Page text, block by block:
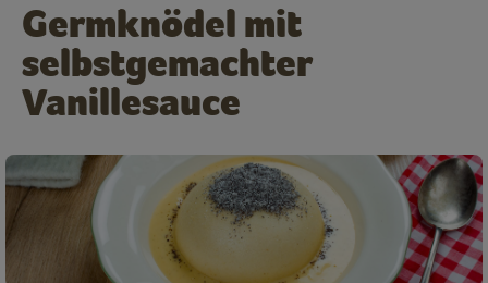
Germknödel mit
selbstgemachter
Vanillesauce